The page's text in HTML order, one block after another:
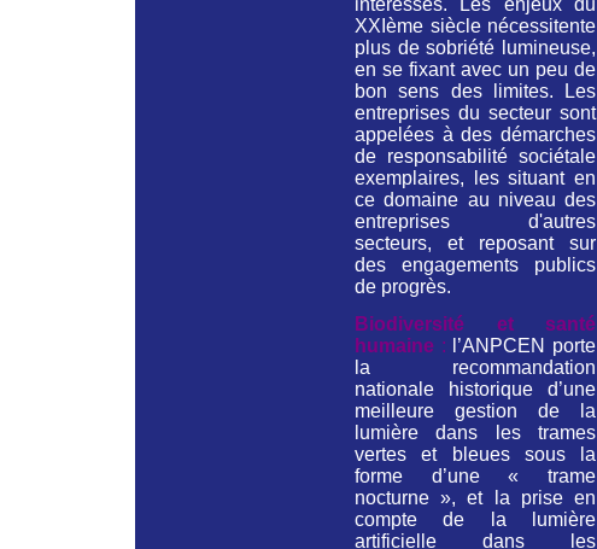
intéressés. Les enjeux du
XXIème siècle nécessitente
plus de sobriété lumineuse,
en se fixant avec un peu de
bon sens des limites. Les
entreprises du secteur sont
appelées à des démarches
de responsabilité sociétale
exemplaires, les situant en
ce domaine au niveau des
entreprises d'autres
secteurs, et reposant sur
des engagements publics
de progrès.
Biodiversité et santé
humaine : l’ANPCEN porte
la recommandation
nationale historique d’une
meilleure gestion de la
lumière dans les trames
vertes et bleues sous la
forme d’une « trame
nocturne », et la prise en
compte de la lumière
artificielle dans les